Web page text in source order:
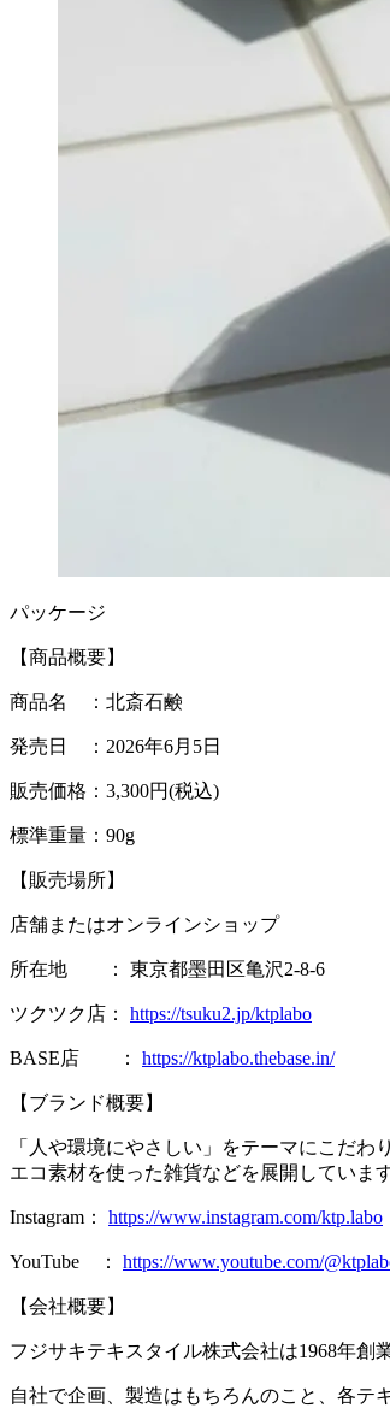
パッケージ
【商品概要】
商品名 ：北斎石鹸
発売日 ：2026年6月5日
販売価格：3,300円(税込)
標準重量：90g
【販売場所】
店舗またはオンラインショップ
所在地 ： 東京都墨田区亀沢2-8-6
ツクツク店： https://tsuku2.jp/ktplabo
BASE店 ： https://ktplabo.thebase.in/
【ブランド概要】
「人や環境にやさしい」をテーマにこだ
エコ素材を使った雑貨などを展開しています
Instagram： https://www.instagram.com/ktp.labo
YouTube ： https://www.youtube.com/
【会社概要】
フジサキテキスタイル株式会社は1968年創
自社で企画、製造はもちろんのこと、各テ